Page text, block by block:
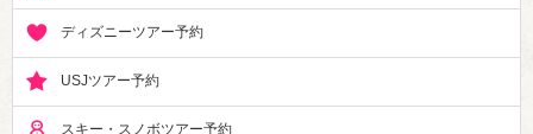
ディズニーツアー予約
USJツアー予約
スキー・スノボツアー予約